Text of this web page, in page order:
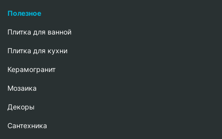
Полезное
Плитка для ванной
Плитка для кухни
Керамогранит
Мозаика
Декоры
Сантехника